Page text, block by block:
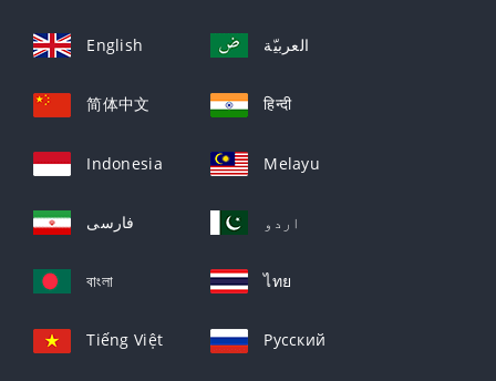
English العربيّة
简体中文 हिन्दी
Indonesia Melayu
فارسی اردو
বাংলা ไทย
Tiếng Việt Русский